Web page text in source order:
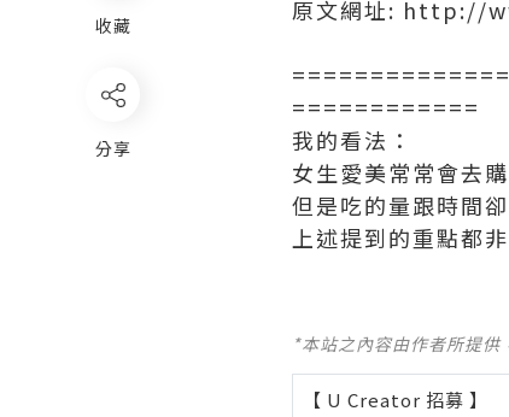
收藏
分享
原文網址: http://
============
我的看法：
女生愛美常常會去
但是吃的量跟時間
上述提到的重點都
*本站之內容由作者所提
【 U Creator 招募 】